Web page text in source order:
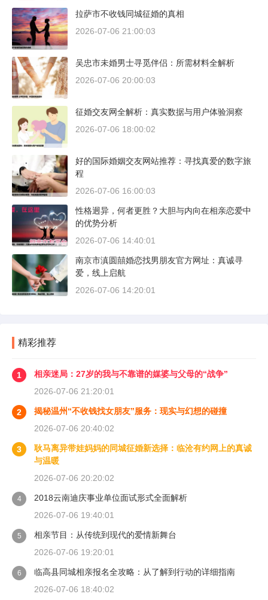
拉萨市不收钱同城征婚的真相
2026-07-06 21:00:03
吴忠市未婚男士寻觅伴侣：所需材料全解析
2026-07-06 20:00:03
征婚交友网全解析：真实数据与用户体验洞察
2026-07-06 18:00:02
好的国际婚姻交友网站推荐：寻找真爱的数字旅
程
2026-07-06 16:00:03
性格迥异，何者更胜？大胆与内向在相亲恋爱中
的优势分析
2026-07-06 14:40:01
南京市滇圆囍婚恋找男朋友官方网址：真诚寻
爱，线上启航
2026-07-06 14:20:01
精彩推荐
1
相亲迷局：27岁的我与不靠谱的媒婆与父母的“战争”
2026-07-06 21:20:01
2
揭秘温州“不收钱找女朋友”服务：现实与幻想的碰撞
2026-07-06 20:40:02
3
耿马离异带娃妈妈的同城征婚新选择：临沧有约网上的真诚
与温暖
2026-07-06 20:20:02
4
2018云南迪庆事业单位面试形式全面解析
2026-07-06 19:40:01
5
相亲节目：从传统到现代的爱情新舞台
2026-07-06 19:20:01
6
临高县同城相亲报名全攻略：从了解到行动的详细指南
2026-07-06 18:40:02